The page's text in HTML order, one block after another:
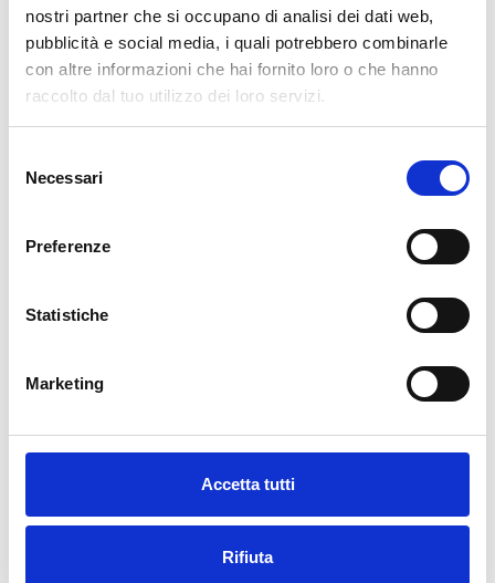
nostri partner che si occupano di analisi dei dati web,
pubblicità e social media, i quali potrebbero combinarle
con altre informazioni che hai fornito loro o che hanno
raccolto dal tuo utilizzo dei loro servizi.
delNecessari
Preferenze
Statistiche
Marketing
Accetta tutti
Rifiuta
AGGIUNGI AL CARRELLO
investimenti in nuove tecnologie made in Italy. Produciamo la
nostra carta da parati esclusivamente in Italia per garantirne
style e nei colori GRATUITAMENTE dai nostri designer e adatta ad
sostanze chimiche pericolose. Inoltre, possiede le certificazioni